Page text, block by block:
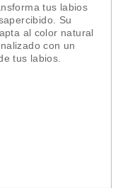
tus labios
Su
al color natural
con un
tus labios.